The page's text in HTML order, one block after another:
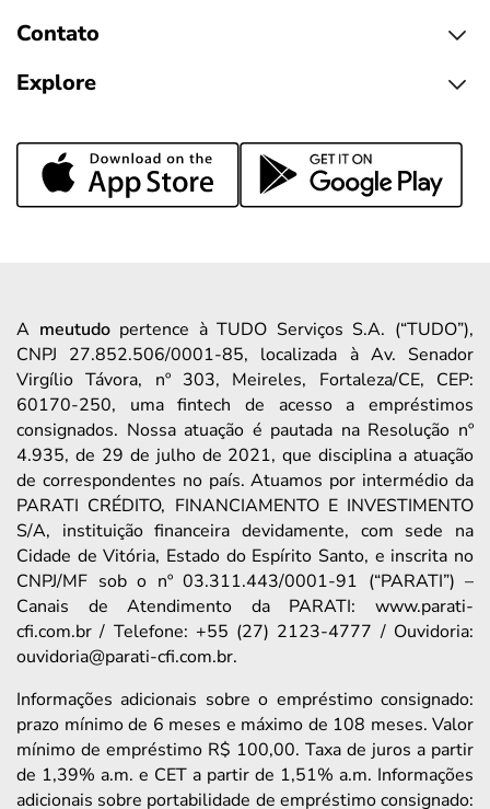
Contato
Explore
A meutudopertence à TUDO Serviços S.A. (“TUDO”),
CNPJ 27.852.506/0001-85, localizada à Av. Senador
Virgílio Távora, nº 303, Meireles, Fortaleza/CE, CEP:
60170-250, uma fintech de acesso a empréstimos
consignados. Nossa atuação é pautada na Resolução nº
4.935, de 29 de julho de 2021, que disciplina a atuação
de correspondentes no país. Atuamos por intermédio da
PARATI CRÉDITO, FINANCIAMENTO E INVESTIMENTO
S/A, instituição financeira devidamente, com sede na
Cidade de Vitória, Estado do Espírito Santo, e inscrita no
CNPJ/MF sob o nº 03.311.443/0001-91 (“PARATI”) –
Canais de Atendimento da PARATI: www.parati-
cfi.com.br / Telefone: +55 (27) 2123-4777 / Ouvidoria:
ouvidoria@parati-cfi.com.br.
Informações adicionais sobre o empréstimo consignado:
prazo mínimo de 6 meses e máximo de 108 meses. Valor
mínimo de empréstimo R$ 100,00. Taxa de juros a partir
de 1,39% a.m. e CET a partir de 1,51% a.m. Informações
adicionais sobre portabilidade de empréstimo consignado: